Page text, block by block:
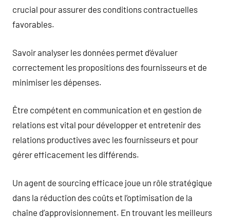
crucial pour assurer des conditions contractuelles
favorables.
Savoir analyser les données permet d’évaluer
correctement les propositions des fournisseurs et de
minimiser les dépenses.
Être compétent en communication et en gestion de
relations est vital pour développer et entretenir des
relations productives avec les fournisseurs et pour
gérer efficacement les différends.
Un agent de sourcing efficace joue un rôle stratégique
dans la réduction des coûts et l’optimisation de la
chaîne d’approvisionnement. En trouvant les meilleurs